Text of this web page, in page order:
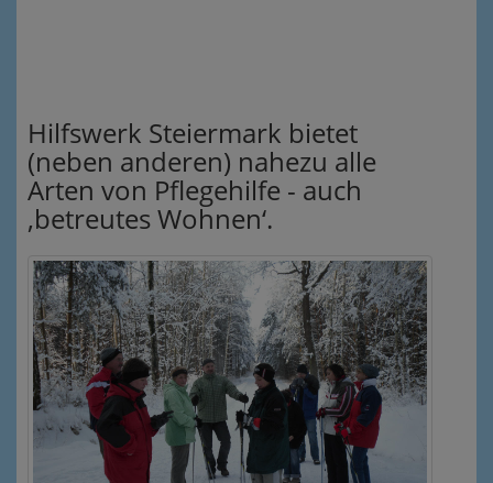
Hilfswerk Steiermark bietet
(neben anderen) nahezu alle
Arten von Pflegehilfe - auch
‚betreutes Wohnen‘.